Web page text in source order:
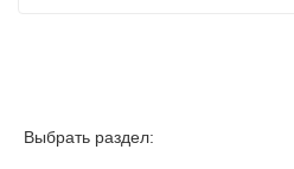
Выбрать раздел: